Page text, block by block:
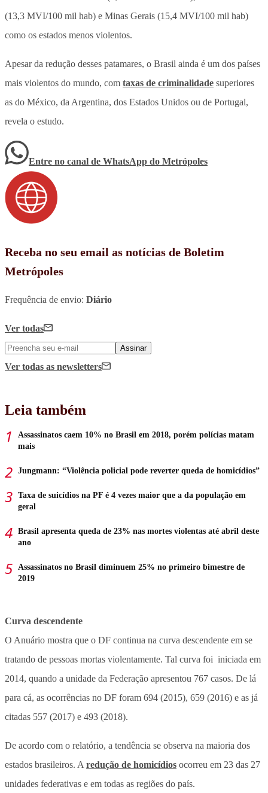
(13,3 MVI/100 mil hab) e Minas Gerais (15,4 MVI/100 mil hab)
como os estados menos violentos.
Apesar da redução desses patamares, o Brasil ainda é um dos países
mais violentos do mundo, com taxas de criminalidade superiores
as do México, da Argentina, dos Estados Unidos ou de Portugal,
revela o estudo.
Entre no canal de WhatsApp do Metrópoles
Receba no seu email as notícias de Boletim
Metrópoles
Frequência de envio: Diário
Ver todas
Assinar
Ver todas as newsletters
Leia também
Assassinatos caem 10% no Brasil em 2018, porém polícias matam
mais
Jungmann: “Violência policial pode reverter queda de homicídios”
Taxa de suicídios na PF é 4 vezes maior que a da população em
geral
Brasil apresenta queda de 23% nas mortes violentas até abril deste
ano
Assassinatos no Brasil diminuem 25% no primeiro bimestre de
2019
Curva descendente
O Anuário mostra que o DF continua na curva descendente em se
tratando de pessoas mortas violentamente. Tal curva foi iniciada em
2014, quando a unidade da Federação apresentou 767 casos. De lá
para cá, as ocorrências no DF foram 694 (2015), 659 (2016) e as já
citadas 557 (2017) e 493 (2018).
De acordo com o relatório, a tendência se observa na maioria dos
estados brasileiros. A redução de homicídios ocorreu em 23 das 27
unidades federativas e em todas as regiões do país.